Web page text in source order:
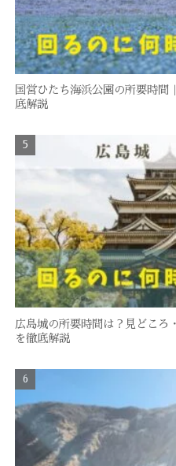
国営ひたち海浜公園の所要時間
底解説
広島城の所要時間は？見どころ
を徹底解説